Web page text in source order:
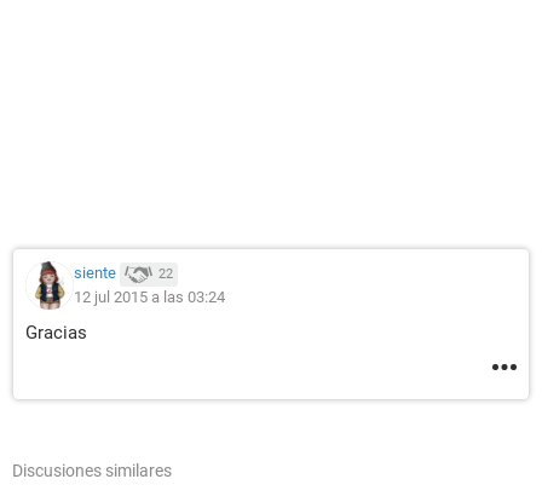
siente 22
12 jul 2015 a las 03:24
Gracias
Discusiones similares